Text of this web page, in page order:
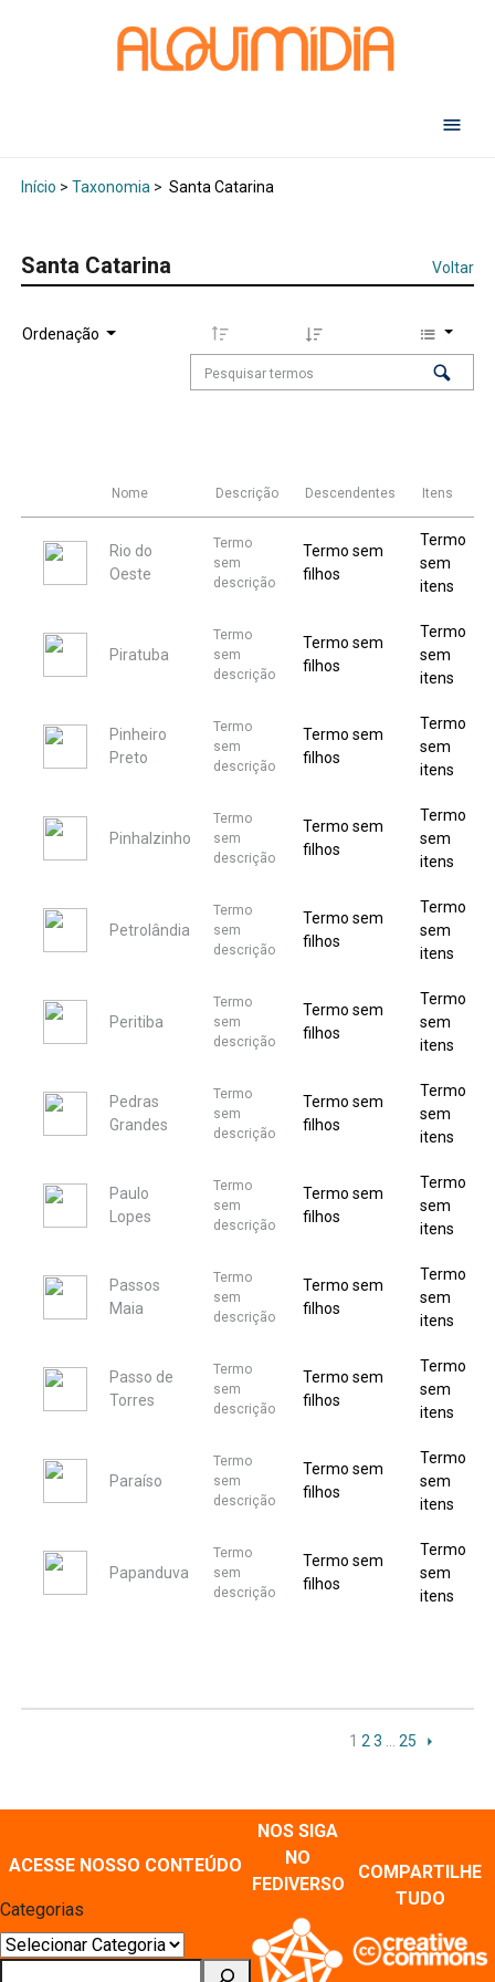
Início > Taxonomia> Santa Catarina
Santa Catarina Voltar
Ordenação
Nome Descrição Descendentes Itens
Rio do
Oeste
Termo
sem
descrição
Termo sem
filhos
Termo
sem
itens
Piratuba
Termo
sem
descrição
Termo sem
filhos
Termo
sem
itens
Pinheiro
Preto
Termo
sem
descrição
Termo sem
filhos
Termo
sem
itens
Pinhalzinho
Termo
sem
descrição
Termo sem
filhos
Termo
sem
itens
Petrolândia
Termo
sem
descrição
Termo sem
filhos
Termo
sem
itens
Peritiba
Termo
sem
descrição
Termo sem
filhos
Termo
sem
itens
Pedras
Grandes
Termo
sem
descrição
Termo sem
filhos
Termo
sem
itens
Paulo
Lopes
Termo
sem
descrição
Termo sem
filhos
Termo
sem
itens
Passos
Maia
Termo
sem
descrição
Termo sem
filhos
Termo
sem
itens
Passo de
Torres
Termo
sem
descrição
Termo sem
filhos
Termo
sem
itens
Paraíso
Termo
sem
descrição
Termo sem
filhos
Termo
sem
itens
Papanduva
Termo
sem
descrição
Termo sem
filhos
Termo
sem
itens
1 2 3 25
ACESSE NOSSO CONTEÚDO
Categorias
NOS SIGA
NO
FEDIVERSO
COMPARTILHE
TUDO